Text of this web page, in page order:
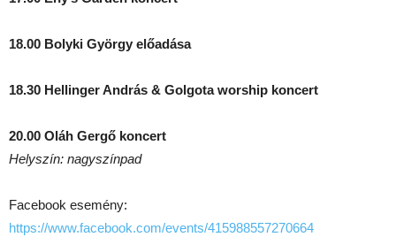
18.00 Bolyki György előadása
18.30 Hellinger András & Golgota worship koncert
20.00 Oláh Gergő koncert
Helyszín: nagyszínpad
Facebook esemény:
https://www.facebook.com/events/415988557270664